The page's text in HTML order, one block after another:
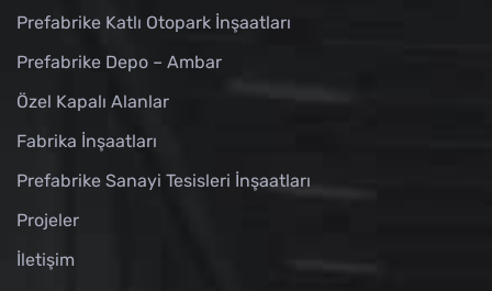
Prefabrike Katlı Otopark İnşaatları
Prefabrike Depo – Ambar
Özel Kapalı Alanlar
Fabrika İnşaatları
Prefabrike Sanayi Tesisleri İnşaatları
Projeler
İletişim